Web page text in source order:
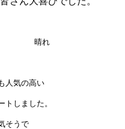
） 晴れ
人気の高い
しました。
そうで